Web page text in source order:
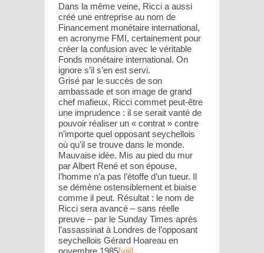
Dans la même veine, Ricci a aussi
créé une entreprise au nom de
Financement monétaire international,
en acronyme FMI, certainement pour
créer la confusion avec le véritable
Fonds monétaire international. On
ignore s’il s’en est servi.
Grisé par le succès de son
ambassade et son image de grand
chef mafieux, Ricci commet peut-être
une imprudence : il se serait vanté de
pouvoir réaliser un « contrat » contre
n’importe quel opposant seychellois
où qu’il se trouve dans le monde.
Mauvaise idée. Mis au pied du mur
par Albert René et son épouse,
l’homme n’a pas l’étoffe d’un tueur. Il
se démène ostensiblement et biaise
comme il peut. Résultat : le nom de
Ricci sera avancé – sans réelle
preuve – par le Sunday Times après
l’assassinat à Londres de l’opposant
seychellois Gérard Hoareau en
novembre 1985[viii].